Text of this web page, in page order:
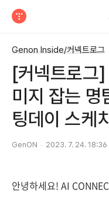
Genon Inside/커넥트로그
[커넥트로그
미지 잡는 명
팅데이 스
GenON 2023. 7. 24. 18:36
안녕하세요! AI